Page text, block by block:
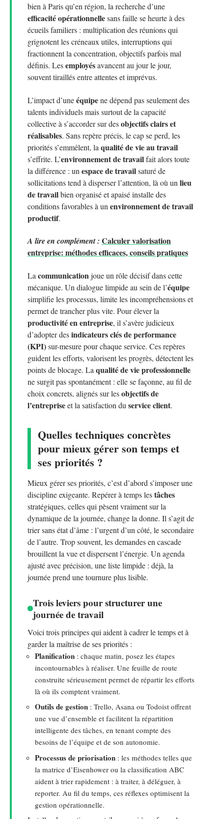
bien à Paris qu’en région, la recherche d’une
efficacité opérationnellesans faille se heurte à des
écueils familiers : multiplication des réunions qui
grignotent les créneaux utiles, interruptions qui
fractionnent la concentration, objectifs parfois mal
définis. Lesemployésavancent au jour le jour,
souvent tiraillés entre attentes et imprévus.
L’impact d’uneéquipene dépend pas seulement des
talents individuels mais surtout de la capacité
collective à s’accorder sur desobjectifs clairs et
réalisables. Sans repère précis, le cap se perd, les
priorités s’emmêlent, la qualité de vie au travail
s’effrite. L’environnement de travailfait alors toute
la différence : un espace de travailsaturé de
sollicitations tend à disperser l’attention, là où un lieu
de travailbien organisé et apaisé installe des
conditions favorables à un environnement de travail
productif.
A lire en complément : Calculer valorisation
entreprise: méthodes efficaces, conseils pratiques
La communication joue un rôle décisif dans cette
mécanique. Un dialogue limpide au sein de l’équipe
simplifie les processus, limite les incompréhensions et
permet de trancher plus vite. Pour élever la
productivité en entreprise, il s’avère judicieux
d’adopter desindicateurs clés de performance
(KPI)sur-mesure pour chaque service. Ces repères
guident les efforts, valorisent les progrès, détectent les
points de blocage. La qualité de vie professionnelle
ne surgit pas spontanément : elle se façonne, au fil de
choix concrets, alignés sur lesobjectifs de
l’entrepriseet la satisfaction du service client.
Quelles techniques concrètes
pour mieux gérer son temps et
ses priorités ?
Mieux gérer ses priorités, c’est d’abord s’imposer une
discipline exigeante. Repérer à temps lestâches
stratégiques, celles qui pèsent vraiment sur la
dynamique de la journée, change la donne. Il s’agit de
trier sans état d’âme : l’urgent d’un côté, le secondaire
de l’autre. Trop souvent, les demandes en cascade
brouillent la vue et dispersent l’énergie. Un agenda
ajusté avec précision, une liste limpide : déjà, la
journée prend une tournure plus lisible.
Trois leviers pour structurer une
journée de travail
Voici trois principes qui aident à cadrer le temps et à
garder la maîtrise de ses priorités :
Planification : chaque matin, posez les étapes
incontournables à réaliser. Une feuille de route
construite sérieusement permet de répartir les efforts
là où ils comptent vraiment.
Outils de gestion : Trello, Asana ou Todoist offrent
une vue d’ensemble et facilitent la répartition
intelligente des tâches, en tenant compte des
besoins de l’équipe et de son autonomie.
Processus de priorisation : les méthodes telles que
la matrice d’Eisenhower ou la classification ABC
aident à trier rapidement : à traiter, à déléguer, à
reporter. Au fil du temps, ces réflexes optimisent la
gestion opérationnelle.